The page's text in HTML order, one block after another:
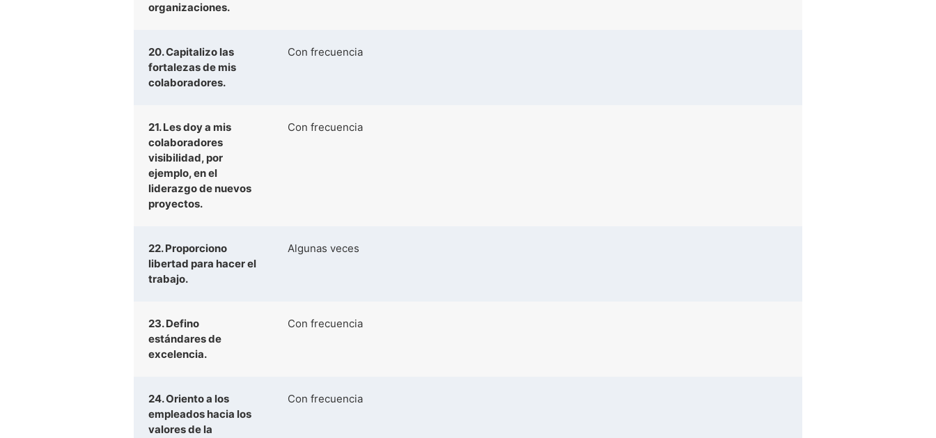
organizaciones.
20. Capitalizo las
fortalezas de mis
colaboradores.
Con frecuencia
21. Les doy a mis
colaboradores
visibilidad, por
ejemplo, en el
liderazgo de nuevos
proyectos.
Con frecuencia
22. Proporciono
libertad para hacer el
trabajo.
Algunas veces
23. Defino
estándares de
excelencia.
Con frecuencia
24. Oriento a los
empleados hacia los
valores de la
Con frecuencia